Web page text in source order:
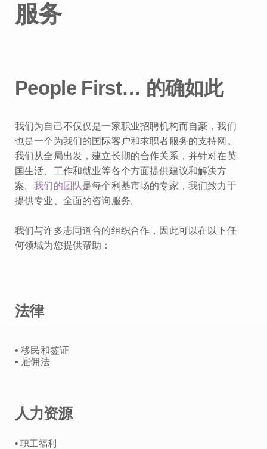
服务
People First… 的确如此
我们为自己不仅仅是一家职业招聘机构而自豪，我们
也是一个为我们的国际客户和求职者服务的支持网。
我们从全局出发，建立长期的合作关系，并针对在英
国生活、工作和就业等各个方面提供建议和解决方
案。我们的团队 是每个利基市场的专家，我们致力于
提供专业、全面的咨询服务。
我们与许多志同道合的组织合作，因此可以在以下任
何领域为您提供帮助：
法律
• 移民和签证
• 雇佣法
人力资源
• 职工福利